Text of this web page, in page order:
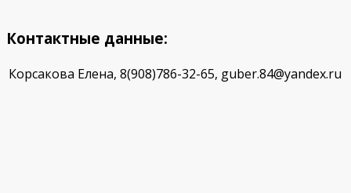
Контактные данные:
Корсакова Елена, 8(908)786-32-65, guber.84@yandex.ru